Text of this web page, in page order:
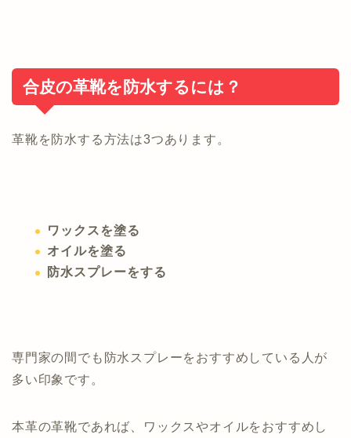
合皮の革靴を防水するには？
革靴を防水する方法は3つあります。
ワックスを塗る
オイルを塗る
防水スプレーをする
専門家の間でも防水スプレーをおすすめしている人が
多い印象です。
本革の革靴であれば、ワックスやオイルをおすすめし